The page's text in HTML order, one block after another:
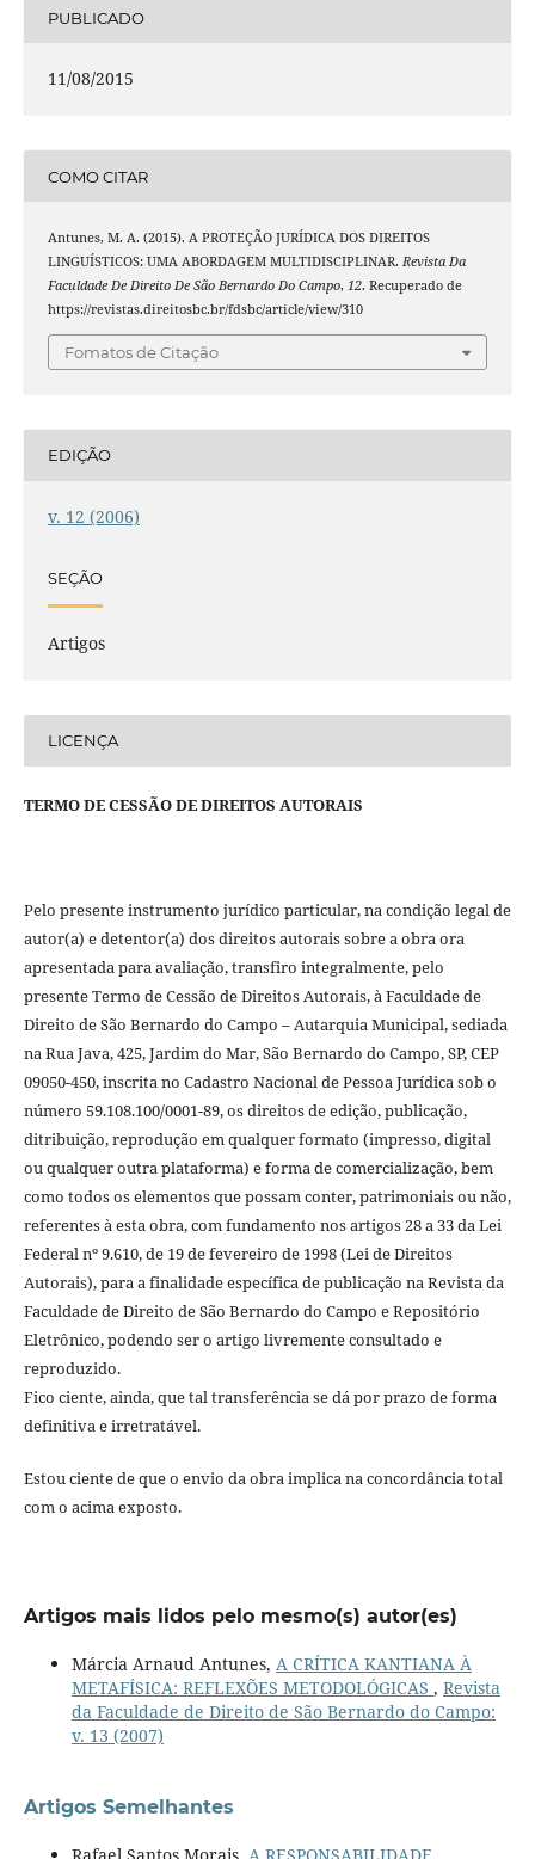
PUBLICADO
11/08/2015
COMO CITAR
Antunes, M. A. (2015). A PROTEÇÃO JURÍDICA DOS DIREITOS
LINGUÍSTICOS: UMA ABORDAGEM MULTIDISCIPLINAR. Revista Da
Faculdade De Direito De São Bernardo Do Campo, 12. Recuperado de
https://revistas.direitosbc.br/fdsbc/article/view/310
Fomatos de Citação
EDIÇÃO
v. 12 (2006)
SEÇÃO
Artigos
LICENÇA
TERMO DE CESSÃO DE DIREITOS AUTORAIS
Pelo presente instrumento jurídico particular, na condição legal de
autor(a) e detentor(a) dos direitos autorais sobre a obra ora
apresentada para avaliação, transfiro integralmente, pelo
presente Termo de Cessão de Direitos Autorais, à Faculdade de
Direito de São Bernardo do Campo – Autarquia Municipal, sediada
na Rua Java, 425, Jardim do Mar, São Bernardo do Campo, SP, CEP
09050-450, inscrita no Cadastro Nacional de Pessoa Jurídica sob o
número 59.108.100/0001-89, os direitos de edição, publicação,
ditribuição, reprodução em qualquer formato (impresso, digital
ou qualquer outra plataforma) e forma de comercialização, bem
como todos os elementos que possam conter, patrimoniais ou não,
referentes à esta obra, com fundamento nos artigos 28 a 33 da Lei
Federal nº 9.610, de 19 de fevereiro de 1998 (Lei de Direitos
Autorais), para a finalidade específica de publicação na Revista da
Faculdade de Direito de São Bernardo do Campo e Repositório
Eletrônico, podendo ser o artigo livremente consultado e
reproduzido.
Fico ciente, ainda, que tal transferência se dá por prazo de forma
definitiva e irretratável.
Estou ciente de que o envio da obra implica na concordância total
com o acima exposto.
Artigos mais lidos pelo mesmo(s) autor(es)
Márcia Arnaud Antunes, A CRÍTICA KANTIANA À
METAFÍSICA: REFLEXÕES METODOLÓGICAS , Revista
da Faculdade de Direito de São Bernardo do Campo:
v. 13 (2007)
Artigos Semelhantes